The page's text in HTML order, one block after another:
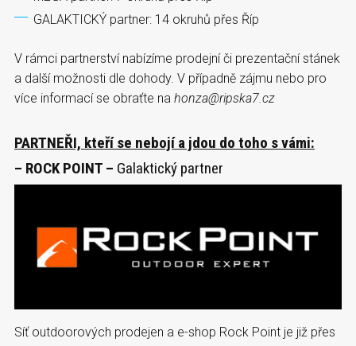
GALAKTICKÝ partner: 14 okruhů přes Říp
V rámci partnerství nabízíme prodejní či prezentační stánek
a další možnosti dle dohody. V případně zájmu nebo pro
více informací se obraťte na honza@ripska7.cz
PARTNEŘI, kteří se nebojí a jdou do toho s vámi:
– ROCK POINT – Galaktický partner
Síť outdoorových prodejen a e-shop Rock Point je již přes